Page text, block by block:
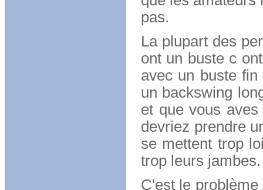
pas.
La plupart des
ont un buste c
avec un buste
un backswing
et que vous
devriez prendre
se mettent trop
trop leurs jambes.
C'est le